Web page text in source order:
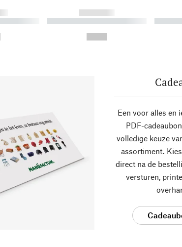
----------
------------
----------- ----------- ----------
Een voor alles en
PDF-
volledige keuze
assortiment.
direct na de
versturen,